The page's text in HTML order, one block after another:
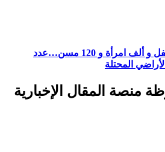
من بينهم أكثر من 1500 طفل و ألف امرأة و 120 مسن…عدد
منصة المقال الإخبارية